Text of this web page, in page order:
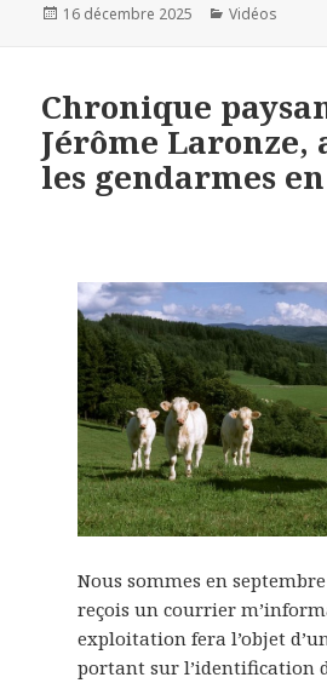
Publié
16 décembre 2025 Catégories
Vidéos
Chronique
Jérôme
les gendarmes
Nous sommes en
reçois un courrier
exploitation fera l’objet
portant sur l’identification